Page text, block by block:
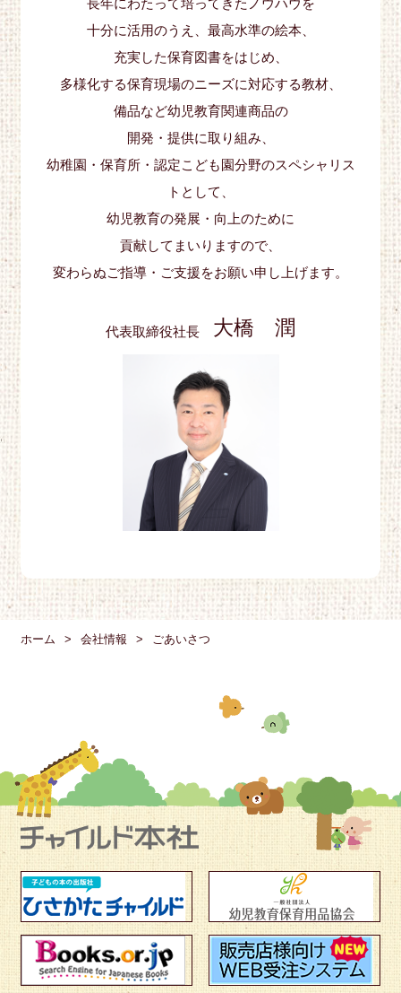
長年にわたって培ってきたノウハウを
十分に活用のうえ、最高水準の絵本、
充実した保育図書をはじめ、
多様化する保育現場のニーズに対応する教材、
備品など幼児教育関連商品の
開発・提供に取り組み、
幼稚園・保育所・認定こども園分野のスペシャリス
トとして、
幼児教育の発展・向上のために
貢献してまいりますので、
変わらぬご指導・ご支援をお願い申し上げます。
代表取締役社長 大橋 潤
ホーム 会社情報 ごあいさつ